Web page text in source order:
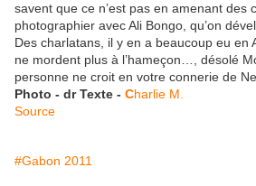
savent que ce n’est pas en amenant des
photographier avec Ali Bongo, qu’on
Des charlatans, il y en a beaucoup eu en
ne mordent plus à l’hameçon…, désolé
personne ne croit en votre connerie de
Photo - dr Texte - Charlie M.
Source
#Gabon 2011